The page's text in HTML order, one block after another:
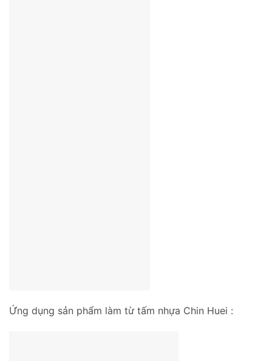
Ứng dụng sản phẩm làm từ tấm nhựa Chin Huei :